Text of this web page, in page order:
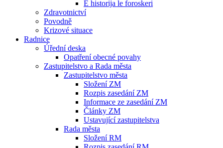
E historija le foroskeri
Zdravotnictví
Povodně
Krizové situace
Radnice
Úřední deska
Opatření obecné povahy
Zastupitelstvo a Rada města
Zastupitelstvo města
Složení ZM
Rozpis zasedání ZM
Informace ze zasedání ZM
Články ZM
Ustavující zastupitelstva
Rada města
Složení RM